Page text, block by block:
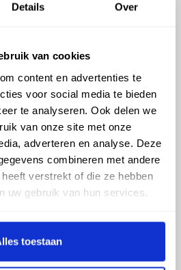
Details Over
van cookies
content en advertenties te
voor social media te bieden
te analyseren. Ook delen we
van onze site met onze
adverteren en analyse. Deze
combineren met andere
verstrekt of die ze hebben
uw gebruik van hun services.
toestaan
KENNIS EN HULP
Klantenservice
Kennisbank
met eigen transport